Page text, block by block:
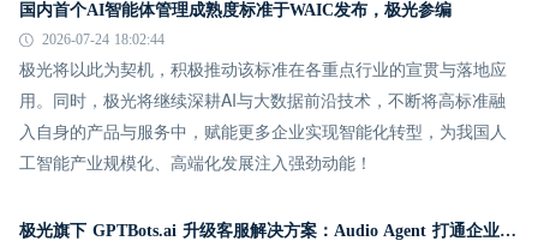
国内首个AI智能体管理成熟度标准于WAIC发布，极光参编
2026-07-24 18:02:44
极光将以此为契机，积极推动该标准在各重点行业的宣贯与落地应
用。同时，极光将继续深耕AI与大数据前沿技术，不断将高标准融
入自身的产品与服务中，赋能更多企业实现智能化转型，为我国人
工智能产业规模化、高端化发展注入强劲动能！
极光旗下 GPTBots.ai 升级客服解决方案：Audio Agent 打通企业通信线路，LINE 客服插件 2.0 同步上线